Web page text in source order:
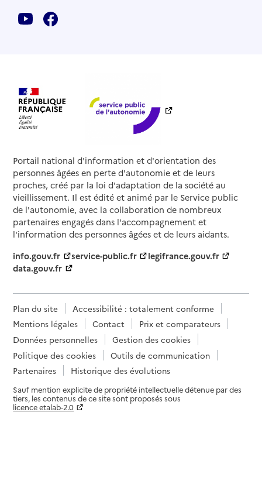
Portail national d'information et d'orientation des
personnes âgées en perte d'autonomie et de leurs
proches, créé par la loi d'adaptation de la société au
vieillissement. Il est édité et animé par le Service public
de l'autonomie, avec la collaboration de nombreux
partenaires engagés dans l'accompagnement et
l'information des personnes âgées et de leurs aidants.
info.gouv.fr
service-public.fr
legifrance.gouv.fr
data.gouv.fr
Plan du site
Accessibilité : totalement conforme
Mentions légales
Contact
Prix et comparateurs
Données personnelles
Gestion des cookies
Politique des cookies
Outils de communication
Partenaires
Historique des évolutions
Sauf mention explicite de propriété intellectuelle détenue par des
tiers, les contenus de ce site sont proposés sous
licence etalab-2.0